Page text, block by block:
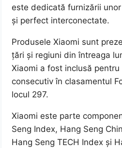
este dedicată furnizării
și perfect interconectate.
Produsele Xiaomi sunt
țări și regiuni din întreaga
Xiaomi a fost inclusă
consecutiv în clasamentul
locul 297.
Xiaomi este parte
Seng Index, Hang Seng
Hang Seng TECH Index și